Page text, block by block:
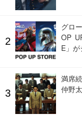
グロ
OP
E」
満席
仲野